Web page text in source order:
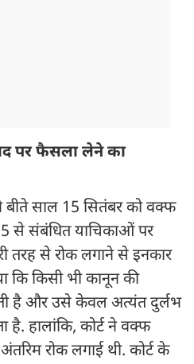
पर फैसला लेने का
बीते साल 15 सितंबर को वक्फ
से संबंधित याचिकाओं पर
तरह से रोक लगाने से इनकार
कि किसी भी कानून की
है और उसे केवल अत्यंत दुर्लभ
है. हालांकि, कोर्ट ने वक्फ
रोक लगाई थी. कोर्ट के